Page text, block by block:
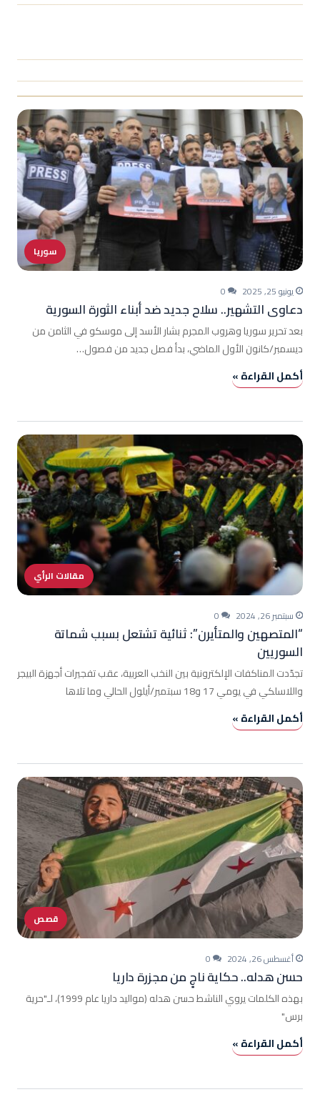
سوريا
يونيو 25, 2025 0
دعاوى التشهير.. سلاح جديد ضد أبناء الثورة السورية
بعد تحرير سوريا وهروب المجرم بشار الأسد إلى موسكو في الثامن من
ديسمبر/كانون الأول الماضي، بدأ فصل جديد من فصول…
أكمل القراءة »
مقالات الرأي
سبتمبر 26, 2024 0
“المتصهين والمتأيرن”: ثنائية تشتعل بسبب شماتة
السوريين
تجدّدت المناكفات الإلكترونية بين النخب العربية، عقب تفجيرات أجهزة البيجر
واللاسلكي في يومي 17 و18 سبتمبر/أيلول الحالي وما تلاها
أكمل القراءة »
قصص
أغسطس 26, 2024 0
حسن هدله.. حكاية ناجٍ من مجزرة داريا
بهذه الكلمات يروي الناشط حسن هدله (مواليد داريا عام 1999)، لـ"حرية
برس"
أكمل القراءة »